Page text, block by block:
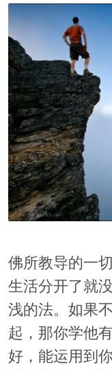
佛所教导的一
生活分开了就
浅的法。如果
起，那你学他
好，能运用到